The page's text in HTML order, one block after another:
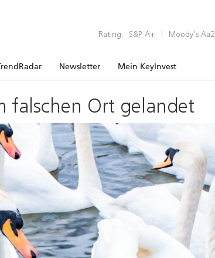
Rating: S&P A+ | Moody’s Aa2
Newsletter Mein KeyInvest
falschen Ort gelandet